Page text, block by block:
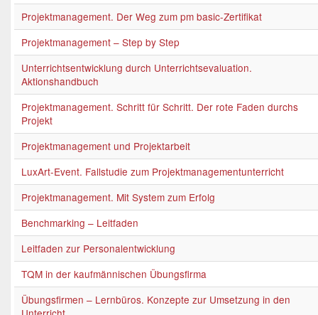
Projektmanagement. Der Weg zum pm basic-Zertifikat
Projektmanagement – Step by Step
Unterrichtsentwicklung durch Unterrichtsevaluation.
Aktionshandbuch
Projektmanagement. Schritt für Schritt. Der rote Faden durchs
Projekt
Projektmanagement und Projektarbeit
LuxArt-Event. Fallstudie zum Projektmanagementunterricht
Projektmanagement. Mit System zum Erfolg
Benchmarking – Leitfaden
Leitfaden zur Personalentwicklung
TQM in der kaufmännischen Übungsfirma
Übungsfirmen – Lernbüros. Konzepte zur Umsetzung in den